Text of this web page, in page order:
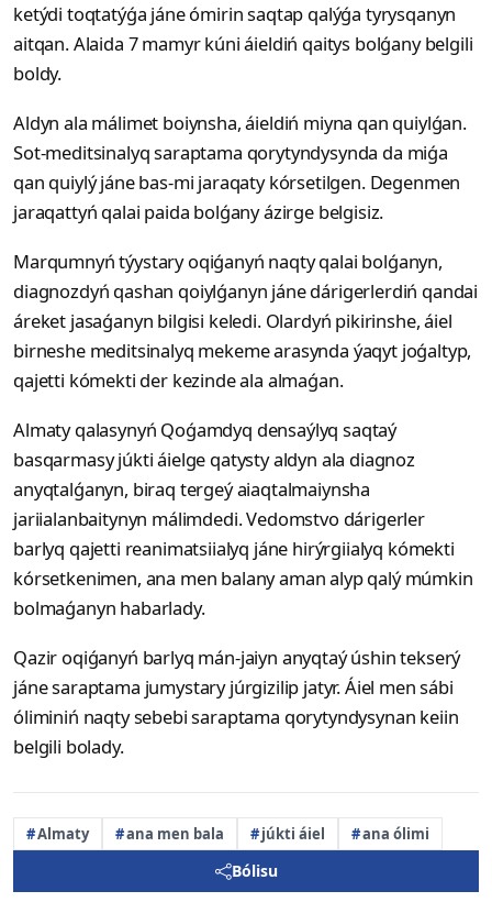
ketýdi toqtatýǵa jáne ómirin saqtap qalýǵa tyrysqanyn
aitqan. Alaida 7 mamyr kúni áieldiń qaitys bolǵany belgili
boldy.
Aldyn ala málimet boiynsha, áieldiń miyna qan quiylǵan.
Sot-meditsinalyq saraptama qorytyndysynda da miǵa
qan quiylý jáne bas-mi jaraqaty kórsetilgen. Degenmen
jaraqattyń qalai paida bolǵany ázirge belgisiz.
Marqumnyń týystary oqiǵanyń naqty qalai bolǵanyn,
diagnozdyń qashan qoiylǵanyn jáne dárigerlerdiń qandai
áreket jasaǵanyn bilgisi keledi. Olardyń pikirinshe, áiel
birneshe meditsinalyq mekeme arasynda ýaqyt joǵaltyp,
qajetti kómekti der kezinde ala almaǵan.
Almaty qalasynyń Qoǵamdyq densaýlyq saqtaý
basqarmasy júkti áielge qatysty aldyn ala diagnoz
anyqtalǵanyn, biraq tergeý aiaqtalmaiynsha
jariialanbaitynyn málimdedi. Vedomstvo dárigerler
barlyq qajetti reanimatsiialyq jáne hirýrgiialyq kómekti
kórsetkenimen, ana men balany aman alyp qalý múmkin
bolmaǵanyn habarlady.
Qazir oqiǵanyń barlyq mán-jaiyn anyqtaý úshin tekserý
jáne saraptama jumystary júrgizilip jatyr. Áiel men sábi
óliminiń naqty sebebi saraptama qorytyndysynan keiin
belgili bolady.
Almaty ana men bala júkti áiel ana ólimi
Bólisu